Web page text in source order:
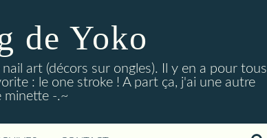
de Yoko
art (décors sur ongles). Il y en a pour tous
: le one stroke ! A part ça, j'ai une autre
minette -.~